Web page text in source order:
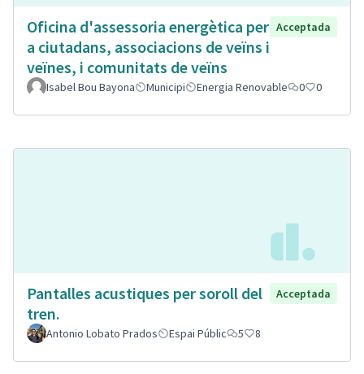
Oficina d'assessoria energètica per
a ciutadans, associacions de veïns i
veïnes, i comunitats de veïns
Acceptada
Isabel Bou Bayona Municipi Energia Renovable 0 0
Pantalles acustiques per soroll del
tren.
Acceptada
Antonio Lobato Prados Espai Públic 5 8